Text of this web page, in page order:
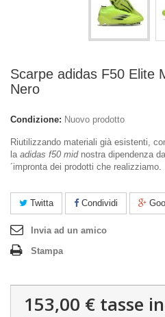
Scarpe adidas F50 Elite
Nero
Condizione: Nuovo prodotto
Riutilizzando materiali già esistenti,
laadidas f50 midnostra dipendenza
´impronta dei prodotti che realizziamo.
Twitta Condividi
Invia ad un amico
Stampa
153,00 € tasse